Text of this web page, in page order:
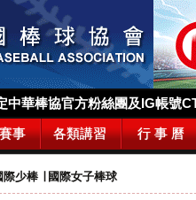
中華棒協官方粉絲團及IG帳號
事 各類講習 行 事 曆
際少棒 國際女子棒球